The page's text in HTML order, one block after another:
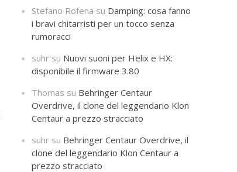
Stefano Rofena su Damping: cosa fanno
i bravi chitarristi per un tocco senza
rumoracci
suhr su Nuovi suoni per Helix e HX:
disponibile il firmware 3.80
Thomas su Behringer Centaur
Overdrive, il clone del leggendario Klon
Centaur a prezzo stracciato
suhr su Behringer Centaur Overdrive, il
clone del leggendario Klon Centaur a
prezzo stracciato